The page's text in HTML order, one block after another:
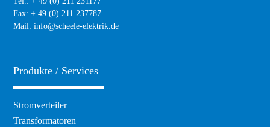
Fax: + 49 (0) 211 237787
Mail:info@scheele-elektrik.de
Produkte / Services
Navigation
überspringen
Stromverteiler
Transformatoren